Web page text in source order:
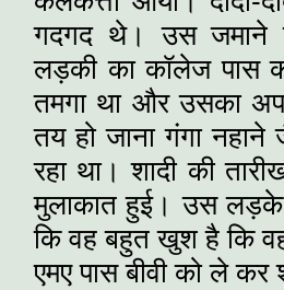
गदगद थे। उस जमाने के
लड़की का कॉलेज पास
तमगा था और उसका
तय हो जाना गंगा
रहा था। शादी की
मुलाकात हुई। उस
कि वह बहुत खुश है कि
एमए पास बीवी को ले